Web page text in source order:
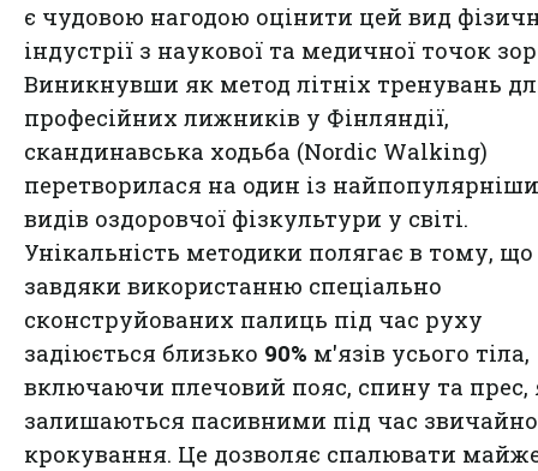
є чудовою нагодою оцінити цей вид
індустрії з наукової та медичної точок
Виникнувши як метод літніх тренувань
професійних лижників у Фінляндії,
скандинавська ходьба (Nordic Walking)
перетворилася на один із
видів оздоровчої фізкультури у світі.
Унікальність методики полягає в тому, що
завдяки використанню спеціально
сконструйованих палиць під час руху
задіюється близько 90% м'язів усього тіла,
включаючи плечовий пояс, спину та прес,
залишаються пасивними під час
крокування. Це дозволяє спалювати